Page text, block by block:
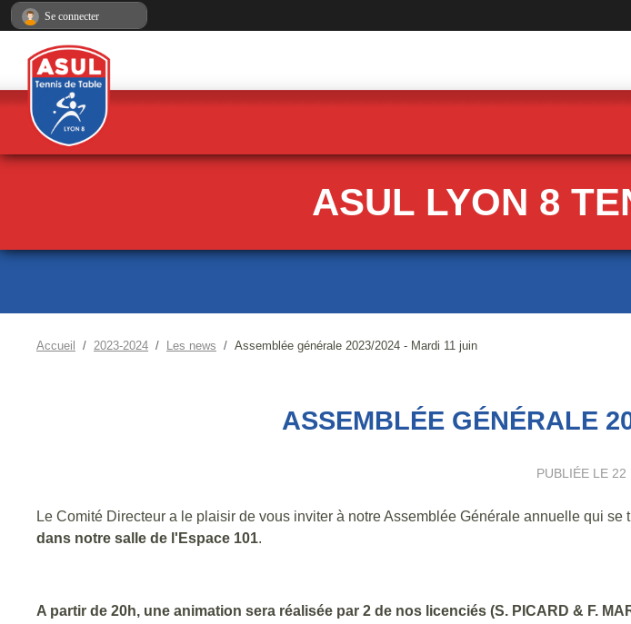
ASUL LYON 8
Accueil 2023-2024 Les news Assemblée générale 2023/2024 - Mardi 11 juin
ASSEMBLÉE GÉNÉRALE
PUBLIÉE LE 22
Le Comité Directeur a le plaisir de vous inviter à notre Assemblée Générale annuelle qui se
dans notre salle de l'Espace 101.
A partir de 20h, une animation sera réalisée par 2 de nos licenciés (S. PICARD & F.
Se connecter
Panneau de gestion des cookies